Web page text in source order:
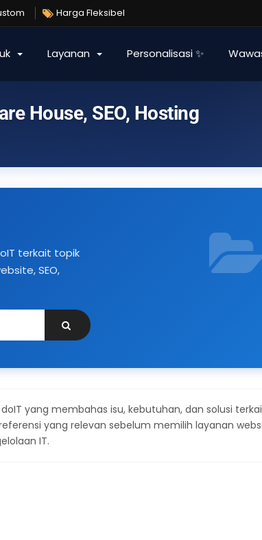
Harga Fleksibel
Layanan Personalisasi ✨
House, SEO, Hosting
terkait topik
SEO,
yang membahas isu, kebutuhan, dan solusi
yang relevan sebelum memilih layanan
IT.